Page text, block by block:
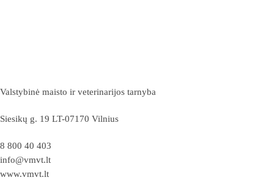
Valstybinė maisto ir veterinarijos tarnyba
Siesikų g. 19 LT-07170 Vilnius
8 800 40 403
info@vmvt.lt
www.vmvt.lt